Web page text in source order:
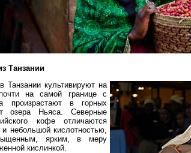
Танзании
Танзании культивируют на
на самой границе с
произрастают в горных
озера Ньяса. Северные
кофе отличаются
небольшой кислотностью,
ярким, в меру
кислинкой.